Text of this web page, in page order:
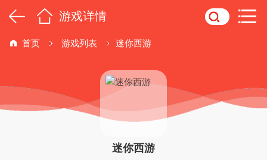
游戏详情
首页 游戏列表 迷你西游
迷你西游